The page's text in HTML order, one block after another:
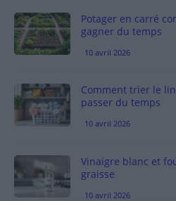
Potager en carré
gagner du temps
10 avril 2026
Comment trier le
passer du temps
10 avril 2026
Vinaigre blanc et
graisse
10 avril 2026